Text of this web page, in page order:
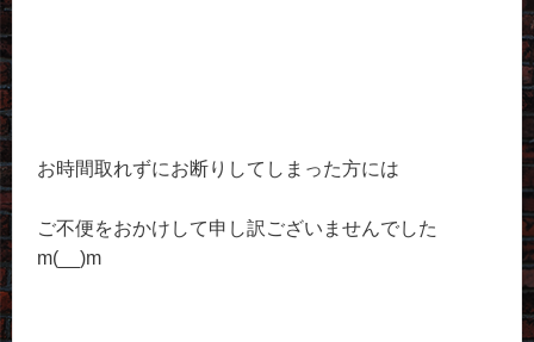
お時間取れずにお断りしてしまった方には
ご不便をおかけして申し訳ございませんでした
m(__)m